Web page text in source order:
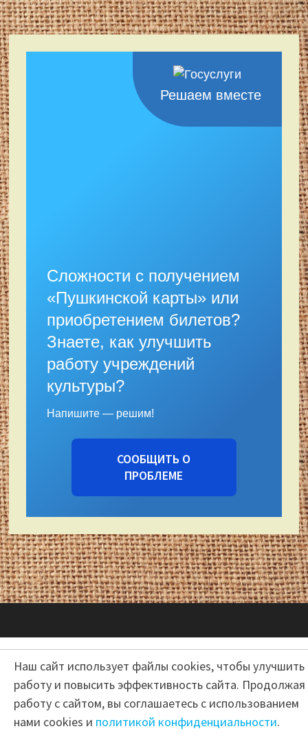
Решаем вместе
Сложности с получением
«Пушкинской карты» или
приобретением билетов?
Знаете, как улучшить
работу учреждений
культуры?
Напишите — решим!
СООБЩИТЬ О
ПРОБЛЕМЕ
Авторские права © 2026
Центр народной культуры и
художественных ремесел "Сокольский"
Наш сайт использует файлы cookies, чтобы улучшить
работу и повысить эффективность сайта. Продолжая
работу с сайтом, вы соглашаетесь с использованием
нами cookies и политикой конфиденциальности.